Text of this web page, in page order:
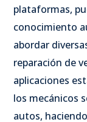
plataformas,
conocimiento
abordar
reparación de
aplicaciones
los mecánicos
autos,